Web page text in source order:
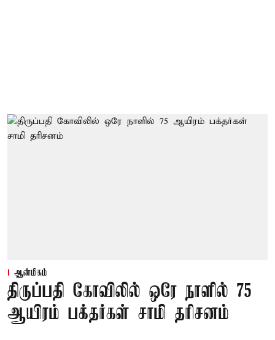
ஆன்மிகம்
திருப்பதி கோவிலில் ஒரே நாளில் 75
ஆயிரம் பக்தர்கள் சாமி தரிசனம்